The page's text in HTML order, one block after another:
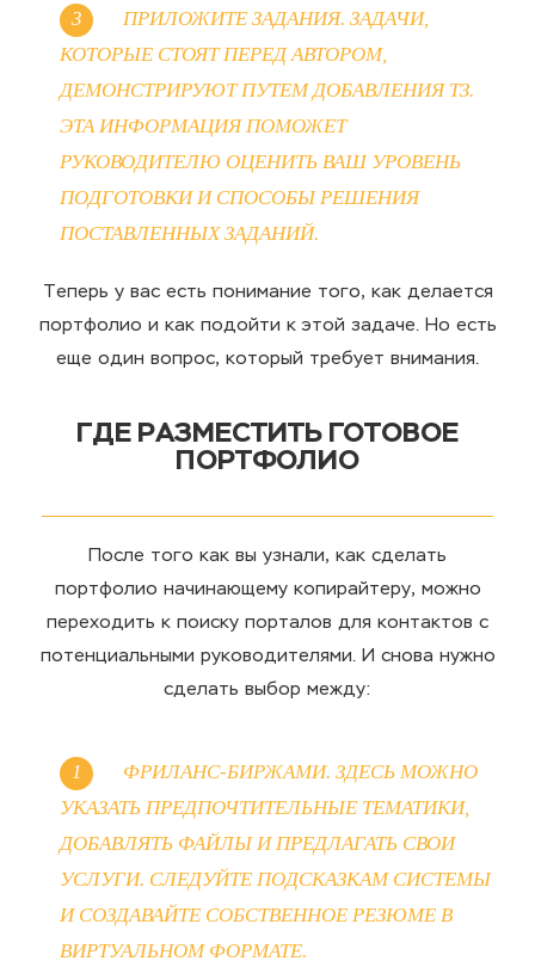
ПРИЛОЖИТЕ ЗАДАНИЯ. ЗАДАЧИ,
КОТОРЫЕ СТОЯТ ПЕРЕД АВТОРОМ,
ДЕМОНСТРИРУЮТ ПУТЕМ ДОБАВЛЕНИЯ ТЗ.
ЭТА ИНФОРМАЦИЯ ПОМОЖЕТ
РУКОВОДИТЕЛЮ ОЦЕНИТЬ ВАШ УРОВЕНЬ
ПОДГОТОВКИ И СПОСОБЫ РЕШЕНИЯ
ПОСТАВЛЕННЫХ ЗАДАНИЙ.
Теперь у вас есть понимание того, как делается
портфолио и как подойти к этой задаче. Но есть
еще один вопрос, который требует внимания.
ГДЕ РАЗМЕСТИТЬ ГОТОВОЕ
ПОРТФОЛИО
После того как вы узнали, как сделать
портфолио начинающему копирайтеру, можно
переходить к поиску порталов для контактов с
потенциальными руководителями. И снова нужно
сделать выбор между:
ФРИЛАНС-БИРЖАМИ. ЗДЕСЬ МОЖНО
УКАЗАТЬ ПРЕДПОЧТИТЕЛЬНЫЕ ТЕМАТИКИ,
ДОБАВЛЯТЬ ФАЙЛЫ И ПРЕДЛАГАТЬ СВОИ
УСЛУГИ. СЛЕДУЙТЕ ПОДСКАЗКАМ СИСТЕМЫ
И СОЗДАВАЙТЕ СОБСТВЕННОЕ РЕЗЮМЕ В
ВИРТУАЛЬНОМ ФОРМАТЕ.